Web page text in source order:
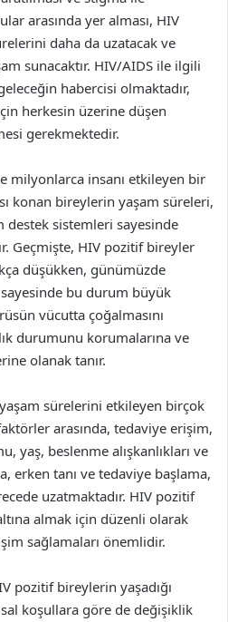
arasında yer alması, HIV
daha da uzatacak ve
sunacaktır. HIV/AIDS ile ilgili
habercisi olmaktadır,
herkesin üzerine düşen
gerekmektedir.
milyonlarca insanı etkileyen bir
konan bireylerin yaşam süreleri,
destek sistemleri sayesinde
Geçmişte, HIV pozitif bireyler
düşükken, günümüzde
bu durum büyük
vücutta çoğalmasını
durumunu korumalarına ve
olanak tanır.
sürelerini etkileyen birçok
arasında, tedaviye erişim,
yaş, beslenme alışkanlıkları ve
erken tanı ve tedaviye başlama,
uzatmaktadır. HIV pozitif
almak için düzenli olarak
sağlamaları önemlidir.
pozitif bireylerin yaşadığı
koşullara göre de değişiklik